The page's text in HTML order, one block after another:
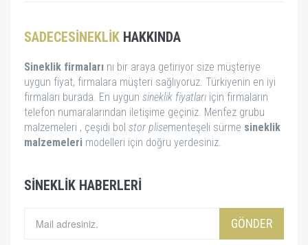
SADECESINEKLIK HAKKINDA
Sineklik firmaları nı bir araya getiriyor size müşteriye
uygun fiyat, firmalara müşteri sağlıyoruz. Türkiyenin en iyi
firmaları burada. En uygun sineklik fiyatları için firmaların
telefon numaralarından iletişime geçiniz. Menfez grubu
malzemeleri , çeşidi bol stor plisementeşeli sürme sineklik
malzemeleri modelleri için doğru yerdesiniz.
SINEKLIK HABERLERI
GÖNDER